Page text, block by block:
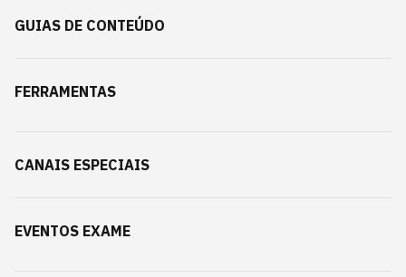
GUIAS DE CONTEÚDO
FERRAMENTAS
CANAIS ESPECIAIS
EVENTOS EXAME